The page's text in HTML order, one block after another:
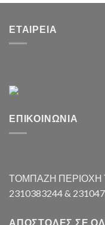
ΕΤΑΙΡΕΊΑ
ΕΠΙΚΟΙΝΩΝΊΑ
ΤΟΜΠΑΖΗ ΠΕΡΙΟΧΗ
2310383244 &
ΑΠΟΣΤΟΛΈΣ ΣΕ